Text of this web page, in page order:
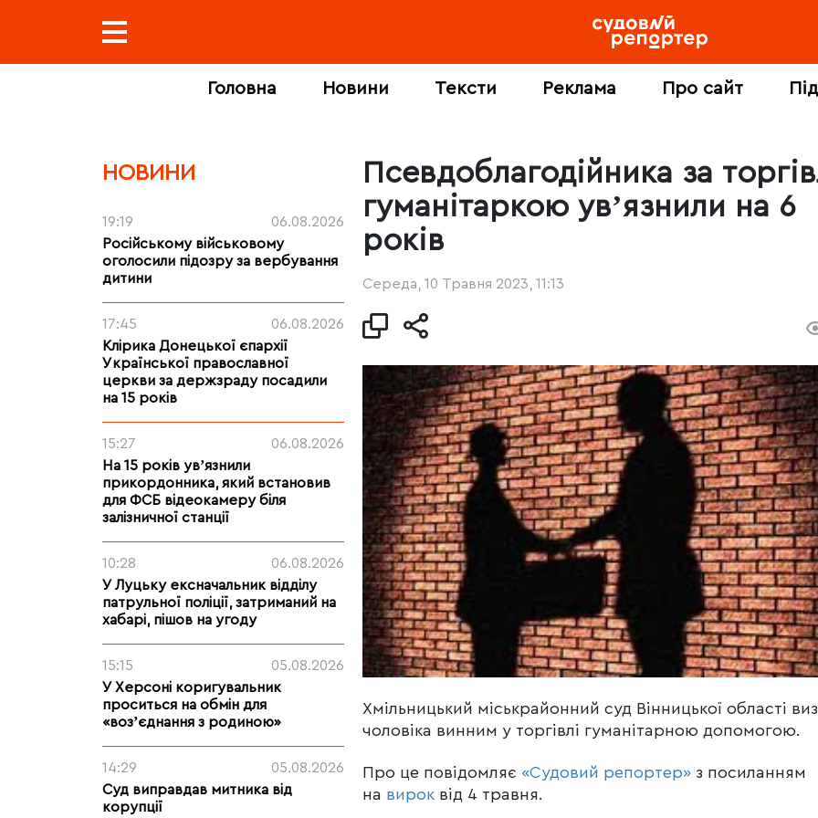
Головна Новини Тексти Реклама Про сайт
НОВИНИ
19:19
06.08.2026
Російському військовому
оголосили підозру за вербування
дитини
17:45
06.08.2026
Клірика Донецької єпархії
Української православної
церкви за держзраду посадили
на 15 років
15:27
06.08.2026
На 15 років увʼязнили
прикордонника, який встановив
для ФСБ відеокамеру біля
залізничної станції
10:28
06.08.2026
У Луцьку ексначальник відділу
патрульної поліції, затриманий на
хабарі, пішов на угоду
15:15
05.08.2026
У Херсоні коригувальник
проситься на обмін для
«возʼєднання з родиною»
14:29
05.08.2026
Суд виправдав митника від
корупції
Псевдоблагодійника за
гуманітаркою увʼязнили на 6
років
Середа, 10 Травня 2023, 11:13
Хмільницький міськрайонний суд Вінницької області
чоловіка винним у торгівлі гуманітарною допомогою.
Про це повідомляє «Судовий репортер» з посиланням
на вирок від 4 травня.